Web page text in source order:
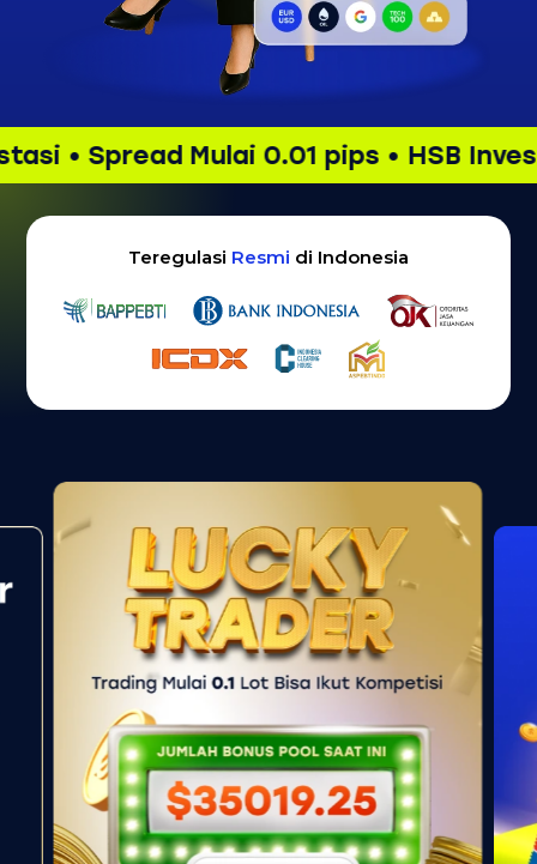
Mulai 0.01 pips • HSB Investasi
Teregulasi Resmi di Indonesia